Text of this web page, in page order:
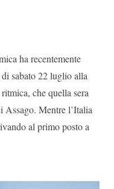
ha recentemente
sabato 22 luglio alla
che quella sera
Assago. Mentre l’Italia
al primo posto a